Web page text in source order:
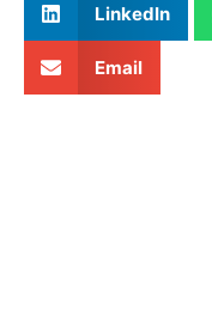
LinkedIn
Email